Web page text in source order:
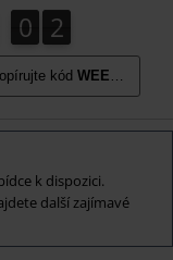
0
0 0
1
0
2
1
kód WEEKEND
k dispozici.
další zajímavé